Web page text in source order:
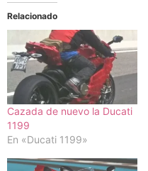
Relacionado
Cazada de nuevo la Ducati
1199
En «Ducati 1199»